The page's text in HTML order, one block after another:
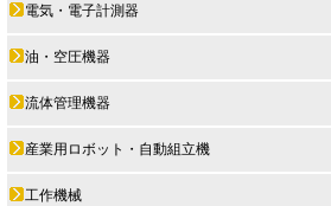
電気・電子計測器
油・空圧機器
流体管理機器
産業用ロボット・自動組立機
工作機械